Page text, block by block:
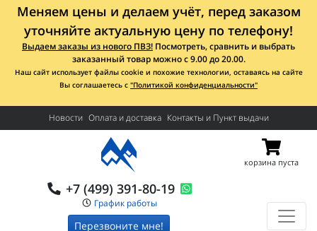
Меняем цены и делаем учёт, перед заказом
уточняйте актуальную цену по телефону!
Выдаем заказы из нового ПВЗ! Посмотреть, сравнить и выбрать
заказанный товар можно с 9.00 до 20.00.
Наш сайт использует файлы cookie и похожие технологии, оставаясь на сайте
Вы соглашаетесь с "Политикой конфиденциальности"
Новости Оплата и доставка Контакты и Пункт выдачи
+7 (499) 391-80-19
График работы
Перезвоните мне!
корзина пуста